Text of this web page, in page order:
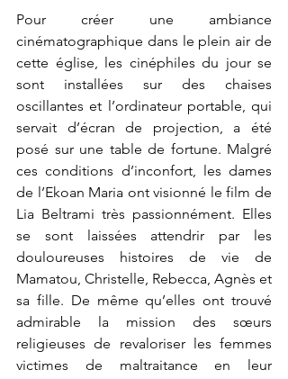
Pour créer une ambiance
cinématographique dans le plein air de
cette église, les cinéphiles du jour se
sont installées sur des chaises
oscillantes et l’ordinateur portable, qui
servait d’écran de projection, a été
posé sur une table de fortune. Malgré
ces conditions d’inconfort, les dames
de l’Ekoan Maria ont visionné le film de
Lia Beltrami très passionnément. Elles
se sont laissées attendrir par les
douloureuses histoires de vie de
Mamatou, Christelle, Rebecca, Agnès et
sa fille. De même qu’elles ont trouvé
admirable la mission des sœurs
religieuses de revaloriser les femmes
victimes de maltraitance en leur